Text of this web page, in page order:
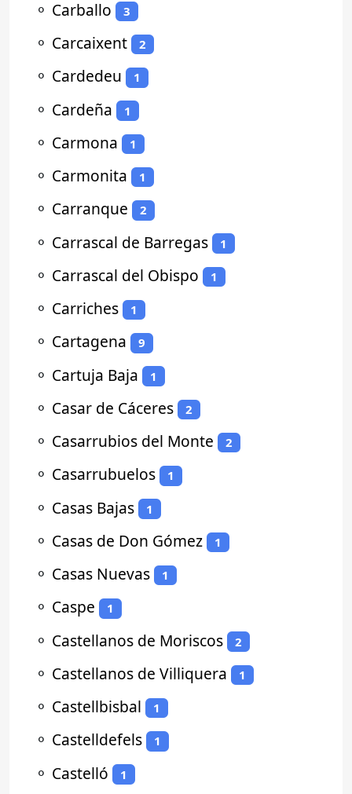
⚬ Carballo 3
⚬ Carcaixent 2
⚬ Cardedeu 1
⚬ Cardeña 1
⚬ Carmona 1
⚬ Carmonita 1
⚬ Carranque 2
⚬ Carrascal de Barregas 1
⚬ Carrascal del Obispo 1
⚬ Carriches 1
⚬ Cartagena 9
⚬ Cartuja Baja 1
⚬ Casar de Cáceres 2
⚬ Casarrubios del Monte 2
⚬ Casarrubuelos 1
⚬ Casas Bajas 1
⚬ Casas de Don Gómez 1
⚬ Casas Nuevas 1
⚬ Caspe 1
⚬ Castellanos de Moriscos 2
⚬ Castellanos de Villiquera 1
⚬ Castellbisbal 1
⚬ Castelldefels 1
⚬ Castelló 1